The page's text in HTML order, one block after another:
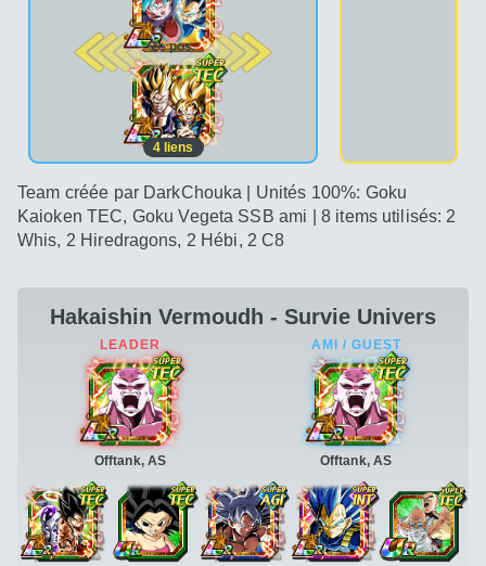
2e pos.
4 liens
Team créée par DarkChouka | Unités 100%: Goku
Kaioken TEC, Goku Vegeta SSB ami | 8 items utilisés: 2
Whis, 2 Hiredragons, 2 Hébi, 2 C8
Hakaishin Vermoudh - Survie Univers
Offtank, AS Offtank, AS